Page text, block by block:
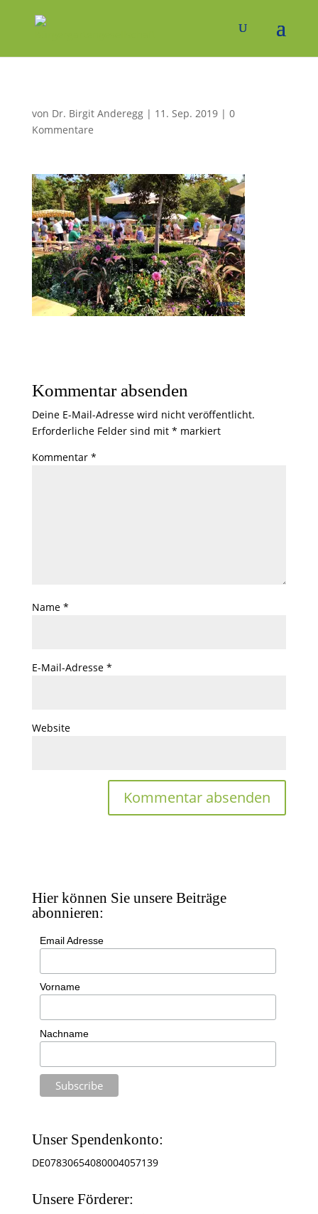
von Dr. Birgit Anderegg| 11. Sep. 2019| 0
Kommentare
Kommentar absenden
Deine E-Mail-Adresse wird nicht veröffentlicht.
Erforderliche Felder sind mit * markiert
Kommentar *
Name *
E-Mail-Adresse *
Website
Hier können Sie unsere Beiträge
abonnieren:
Email Adresse
Vorname
Nachname
Unser Spendenkonto:
DE07830654080004057139
Unsere Förderer: